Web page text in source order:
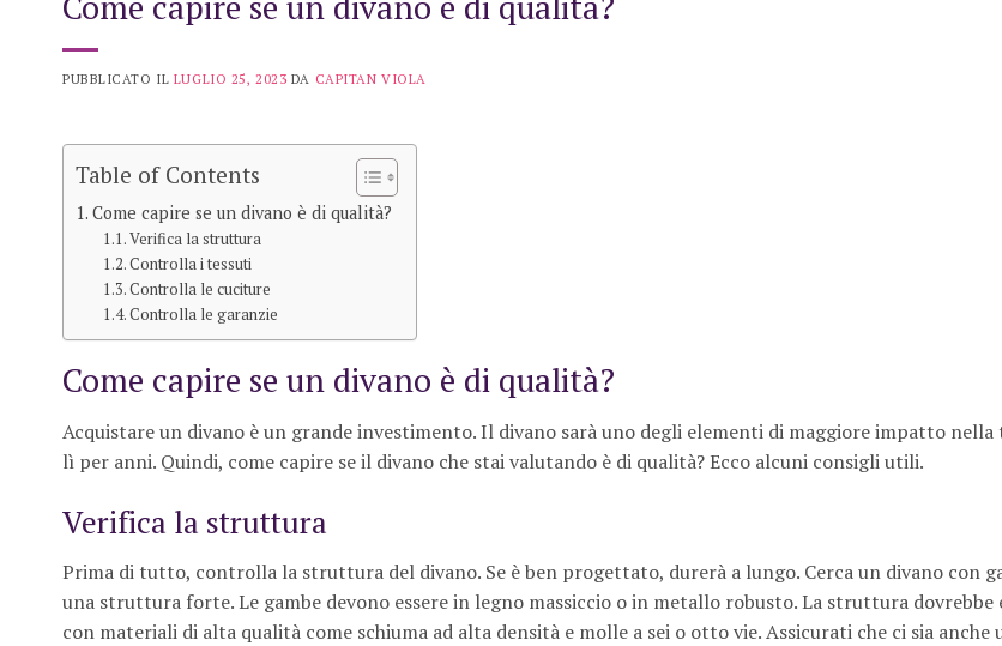
PUBBLICATO IL LUGLIO 25, 2023 DA CAPITAN VIOLA
Table of Contents
Come capire se un divano è di qualità?
Verifica la struttura
Controlla i tessuti
Controlla le cuciture
Controlla le garanzie
Come capire se un divano è di qualità?
Acquistare un divano è un grande investimento. Il divano sarà uno degli elementi di maggiore impatto nella
lì per anni. Quindi, come capire se il divano che stai valutando è di qualità? Ecco alcuni consigli utili.
Verifica la struttura
Prima di tutto, controlla la struttura del divano. Se è ben progettato, durerà a lungo. Cerca un divano con
una struttura forte. Le gambe devono essere in legno massiccio o in metallo robusto. La struttura
con materiali di alta qualità come schiuma ad alta densità e molle a sei o otto vie. Assicurati che ci sia anche